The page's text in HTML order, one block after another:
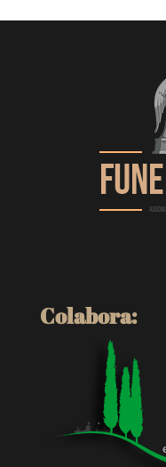
Colabora: